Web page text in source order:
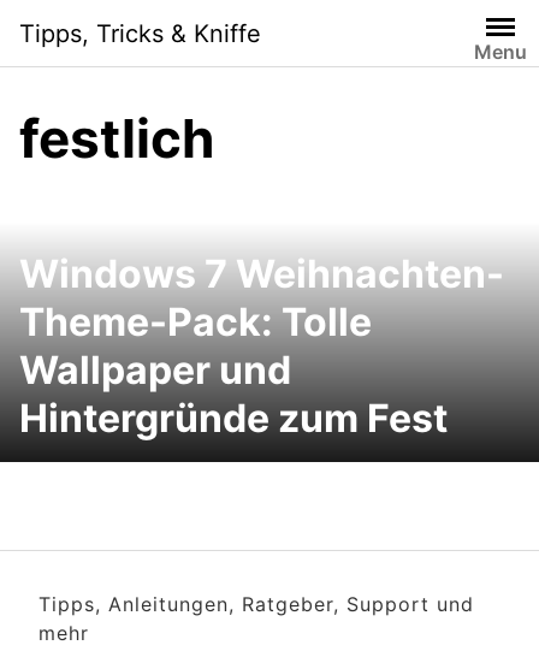
content
Tipps, Tricks & Kniffe
Menu
festlich
Windows 7 Weihnachten-
Theme-Pack: Tolle
Wallpaper und
Hintergründe zum Fest
Tipps, Anleitungen, Ratgeber, Support und
mehr